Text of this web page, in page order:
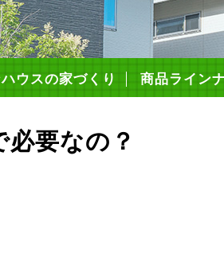
ウスの家づくり 商品ライン
要なの？